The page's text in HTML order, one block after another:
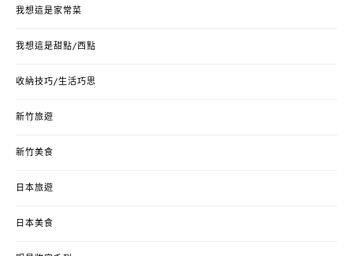
我想這是家常菜
我想這是甜點/西點
收納技巧/生活巧思
新竹旅遊
新竹美食
日本旅遊
日本美食